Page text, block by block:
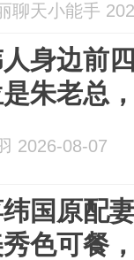
聊天小能手
身边前
朱老总
2026-08-07
国原配
色可餐